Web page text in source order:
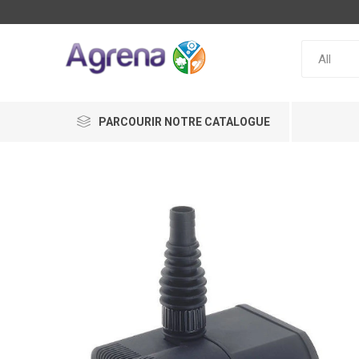
PARCOURIR NOTRE CATALOGUE